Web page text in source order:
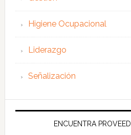
Higiene Ocupacional
Liderazgo
Señalización
ENCUENTRA